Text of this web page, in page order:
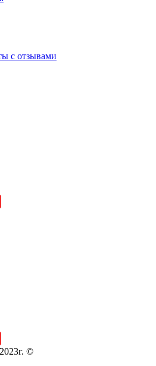
с отзывами
©